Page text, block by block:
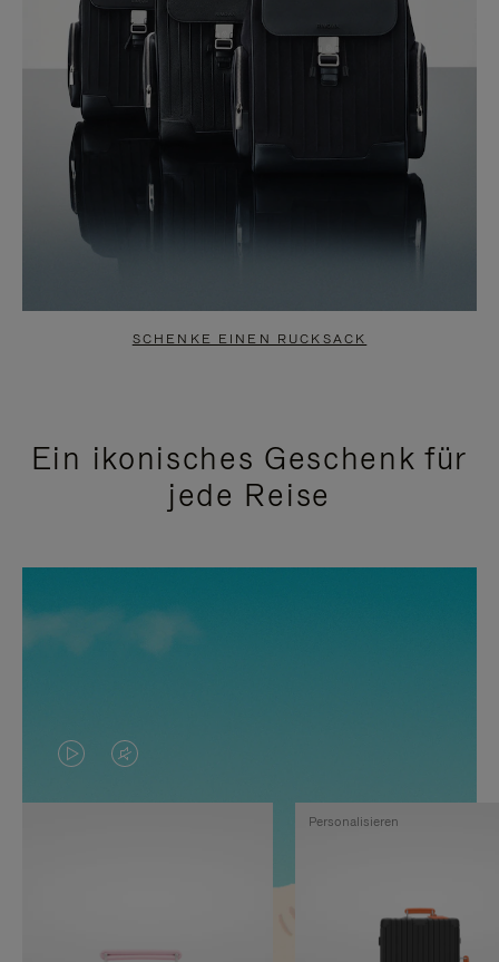
SCHENKE EINEN RUCKSACK
Ein ikonisches Geschenk für
jede Reise
DAS
VIDEO
VIDEO
IST
Personalisieren